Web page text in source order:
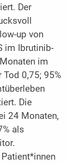
Der
up von
im Ibrutinib-
im
0,75; 95%
Die
24 Monaten,
als